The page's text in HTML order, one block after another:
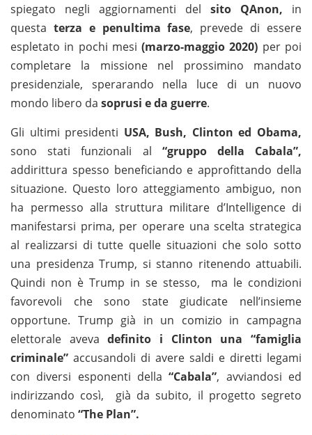
spiegato negli aggiornamenti del sito QAnon, in
questa terza e penultima fase, prevede di essere
espletato in pochi mesi(marzo-maggio 2020) per poi
completare la missione nel prossimino mandato
presidenziale, sperarando nella luce di un nuovo
mondo libero da soprusi e da guerre.
Gli ultimi presidenti USA, Bush, Clinton ed Obama,
sono stati funzionali al “gruppo della Cabala”,
addirittura spesso beneficiando e approfittando della
situazione. Questo loro atteggiamento ambiguo, non
ha permesso alla struttura militare d’Intelligence di
manifestarsi prima, per operare una scelta strategica
al realizzarsi di tutte quelle situazioni che solo sotto
una presidenza Trump, si stanno ritenendo attuabili.
Quindi non è Trump in se stesso, ma le condizioni
favorevoli che sono state giudicate nell’insieme
opportune. Trump già in un comizio in campagna
elettorale aveva definito i Clinton una “famiglia
criminale” accusandoli di avere saldi e diretti legami
con diversi esponenti della“Cabala”, avviandosi ed
indirizzando così, già da subito, il progetto segreto
denominato “The Plan”.